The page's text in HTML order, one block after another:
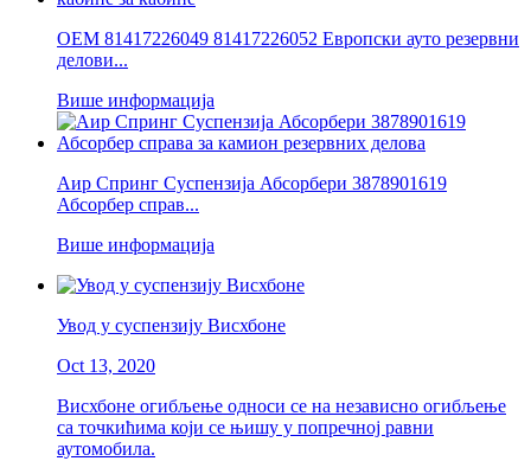
ОЕМ 81417226049 81417226052 Европски ауто резервни
делови...
Више информација
Аир Спринг Суспензија Абсорбери 3878901619
Абсорбер справ...
Више информација
Увод у суспензију Висхбоне
Oct 13, 2020
Висхбоне огибљење односи се на независно огибљење
са точкићима који се њишу у попречној равни
аутомобила.